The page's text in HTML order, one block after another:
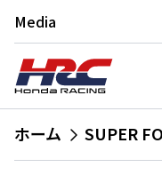
Media
ホーム SUPER